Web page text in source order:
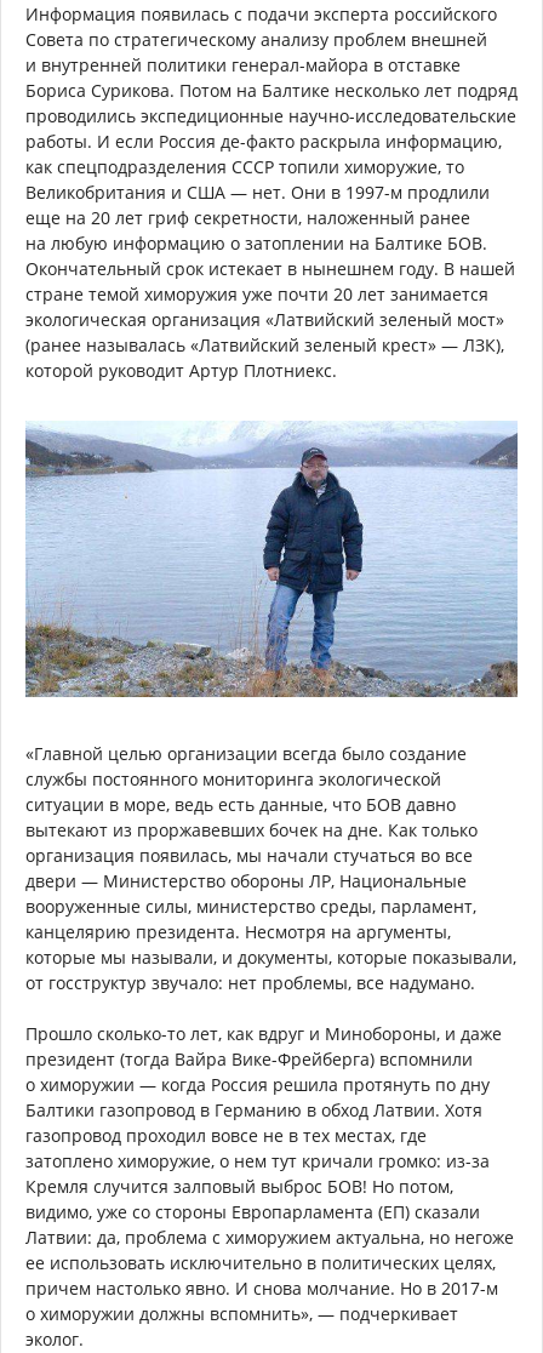
Информация появилась с подачи эксперта российского
Совета по стратегическому анализу проблем внешней
и внутренней политики генерал-майора в отставке
Бориса Сурикова. Потом на Балтике несколько лет подряд
проводились экспедиционные научно-исследовательские
работы. И если Россия де-факто раскрыла информацию,
как спецподразделения СССР топили химоружие, то
Великобритания и США — нет. Они в 1997-м продлили
еще на 20 лет гриф секретности, наложенный ранее
на любую информацию о затоплении на Балтике БОВ.
Окончательный срок истекает в нынешнем году. В нашей
стране темой химоружия уже почти 20 лет занимается
экологическая организация «Латвийский зеленый мост»
(ранее называлась «Латвийский зеленый крест» — ЛЗК),
которой руководит Артур Плотниекс.
«Главной целью организации всегда было создание
службы постоянного мониторинга экологической
ситуации в море, ведь есть данные, что БОВ давно
вытекают из проржавевших бочек на дне. Как только
организация появилась, мы начали стучаться во все
двери — Министерство обороны ЛР, Национальные
вооруженные силы, министерство среды, парламент,
канцелярию президента. Несмотря на аргументы,
которые мы называли, и документы, которые показывали,
от госструктур звучало: нет проблемы, все надумано.
Прошло сколько-то лет, как вдруг и Минобороны, и даже
президент (тогда Вайра Вике-Фрейберга) вспомнили
о химоружии — когда Россия решила протянуть по дну
Балтики газопровод в Германию в обход Латвии. Хотя
газопровод проходил вовсе не в тех местах, где
затоплено химоружие, о нем тут кричали громко: из-за
Кремля случится залповый выброс БОВ! Но потом,
видимо, уже со стороны Европарламента (ЕП) сказали
Латвии: да, проблема с химоружием актуальна, но негоже
ее использовать исключительно в политических целях,
причем настолько явно. И снова молчание. Но в 2017-м
о химоружии должны вспомнить», — подчеркивает
эколог.